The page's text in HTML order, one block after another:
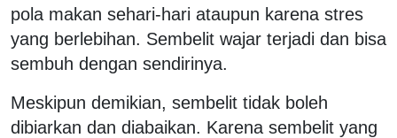
pola makan sehari-hari ataupun karena stres
yang berlebihan. Sembelit wajar terjadi dan bisa
sembuh dengan sendirinya.
Meskipun demikian, sembelit tidak boleh
dibiarkan dan diabaikan. Karena sembelit yang